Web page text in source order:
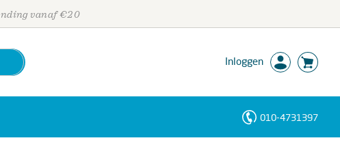
vanaf €20
Inloggen
010-4731397
Personen